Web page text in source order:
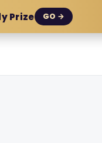
Prize GO →